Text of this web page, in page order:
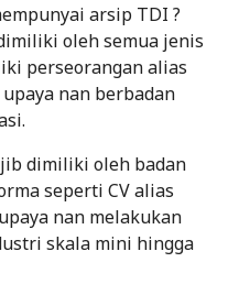
arsip TDI ?
oleh semua jenis
perseorangan alias
nan berbadan
dimiliki oleh badan
seperti CV alias
nan melakukan
skala mini hingga